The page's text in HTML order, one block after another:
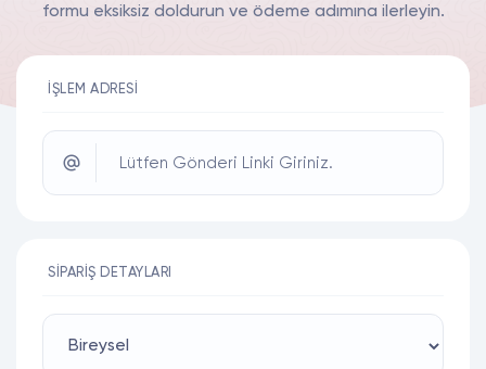
formu eksiksiz doldurun ve ödeme adımına ilerleyin.
İŞLEM ADRESI
Lütfen Gönderi Linki Giriniz.
SIPARIŞ DETAYLARI